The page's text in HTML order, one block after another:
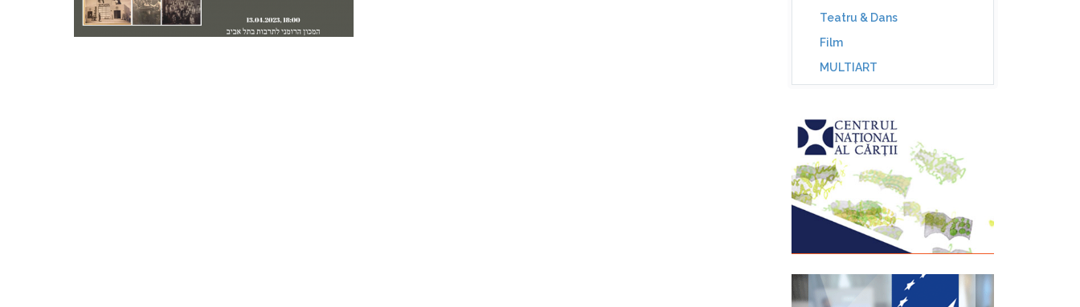
Teatru & Dans
Film
MULTIART